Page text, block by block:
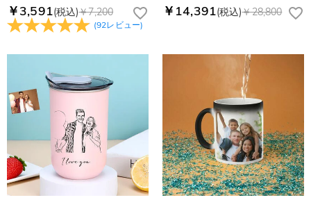
￥3,591(税込)￥7,200
(92レビュー)
￥14,391(税込)￥28,800